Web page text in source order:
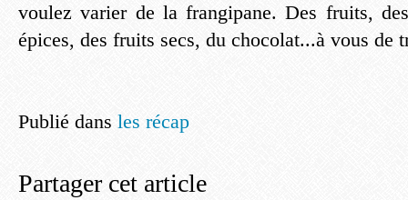
voulez varier de la frangipane. Des fruits,
épices, des fruits secs, du chocolat...à vous de
Publié dans les récap
Partager cet article